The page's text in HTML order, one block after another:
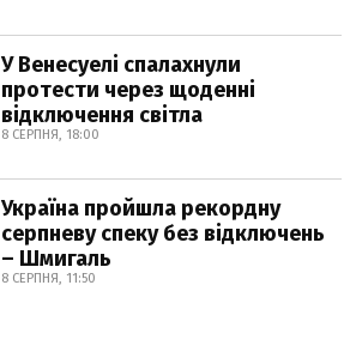
У Венесуелі спалахнули
протести через щоденні
відключення світла
8 СЕРПНЯ, 18:00
Україна пройшла рекордну
серпневу спеку без відключень
– Шмигаль
8 СЕРПНЯ, 11:50